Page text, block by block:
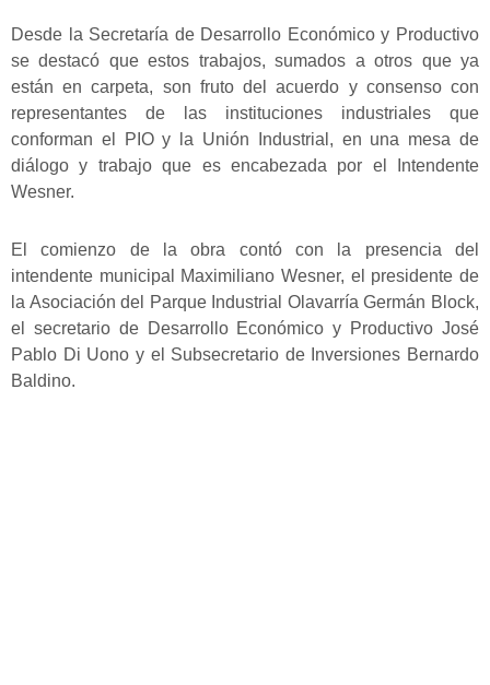
Desde la Secretaría de Desarrollo Económico y Productivo
se destacó que estos trabajos, sumados a otros que ya
están en carpeta, son fruto del acuerdo y consenso con
representantes de las instituciones industriales que
conforman el PIO y la Unión Industrial, en una mesa de
diálogo y trabajo que es encabezada por el Intendente
Wesner.
El comienzo de la obra contó con la presencia del
intendente municipal Maximiliano Wesner, el presidente de
la Asociación del Parque Industrial Olavarría Germán Block,
el secretario de Desarrollo Económico y Productivo José
Pablo Di Uono y el Subsecretario de Inversiones Bernardo
Baldino.